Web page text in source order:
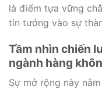
là điểm tựa vững
tin tưởng vào sự
Tầm nhìn chiến
ngành hàng
Sự mở rộng này